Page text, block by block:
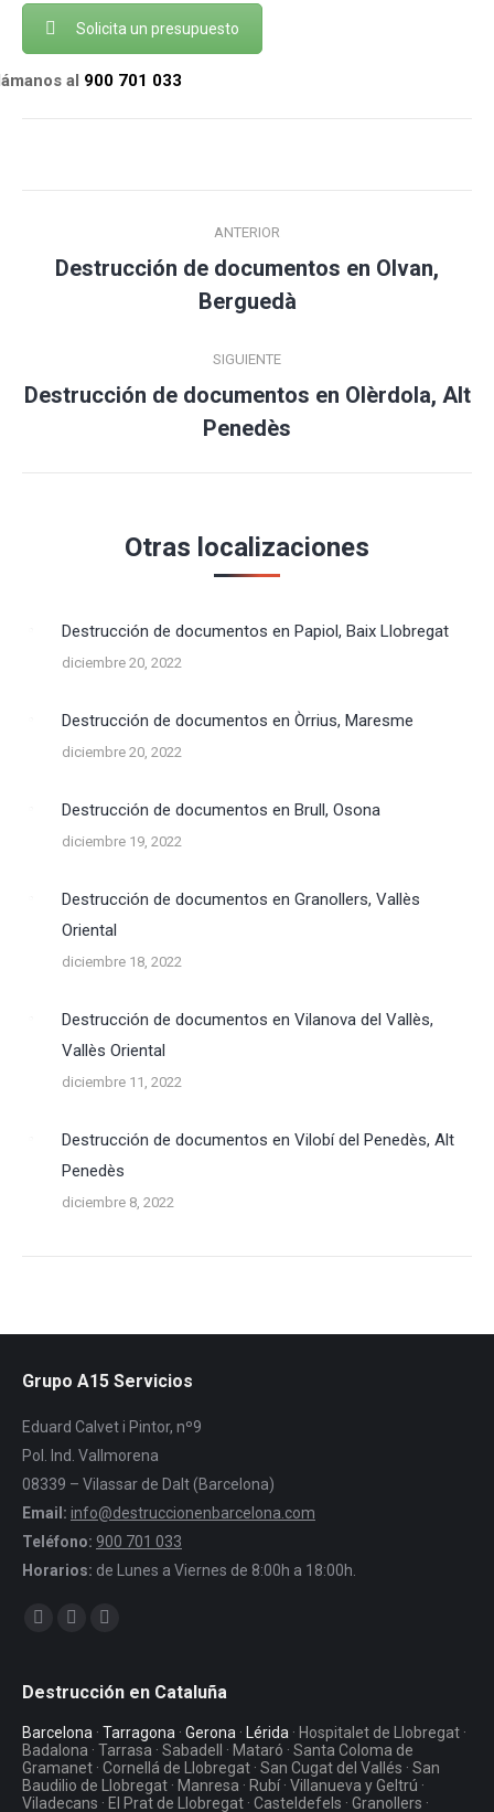
Solicita un presupuesto
al 900 701 033
entre
publicaciones
ANTERIOR
Publicación
anterior:
Destrucción de documentos en Olvan,
Berguedà
SIGUIENTE
Publicación
siguiente:
Destrucción de documentos en Olèrdola, Alt
Penedès
Otras localizaciones
Destrucción de documentos en Papiol, Baix Llobregat
diciembre 20, 2022
Destrucción de documentos en Òrrius, Maresme
diciembre 20, 2022
Destrucción de documentos en Brull, Osona
diciembre 19, 2022
Destrucción de documentos en Granollers, Vallès
Oriental
diciembre 18, 2022
Destrucción de documentos en Vilanova del Vallès,
Vallès Oriental
diciembre 11, 2022
Destrucción de documentos en Vilobí del Penedès, Alt
Penedès
diciembre 8, 2022
Grupo A15 Servicios
Eduard Calvet i Pintor, nº9
Pol. Ind. Vallmorena
08339 – Vilassar de Dalt (Barcelona)
Email: info@destruccionenbarcelona.com
Teléfono: 900 701 033
Horarios: de Lunes a Viernes de 8:00h a 18:00h.
Encuéntranos en:
Destrucción en Cataluña
Barcelona · Tarragona · Gerona · Lérida · Hospitalet de Llobregat ·
Badalona · Tarrasa · Sabadell · Mataró · Santa Coloma de
Gramanet · Cornellá de Llobregat · San Cugat del Vallés · San
Baudilio de Llobregat · Manresa · Rubí · Villanueva y Geltrú ·
Viladecans · El Prat de Llobregat · Casteldefels · Granollers ·